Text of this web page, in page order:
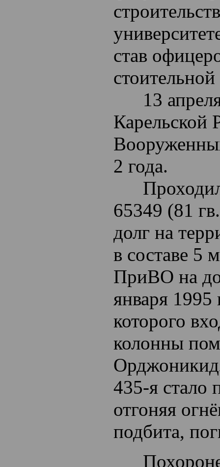
став
13 апреля
Карельской
2 года.
Проходил
65349 (81
долг на
в составе 5
ПриВО на
января
которого
колонны
435-я стало
отгоняя
подбита,